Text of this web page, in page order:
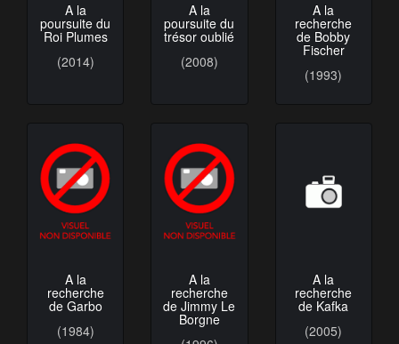
A la
poursuite du
Roi Plumes
(2014)
A la
poursuite du
trésor oublié
(2008)
A la
recherche
de Bobby
Fischer
(1993)
A la
recherche
de Garbo
(1984)
A la
recherche
de Jimmy Le
Borgne
A la
recherche
de Kafka
(2005)